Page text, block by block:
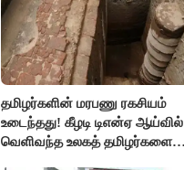
தமிழர்களின் மரபணு ரகசியம்
உடைந்தது! கீழடி டிஎன்ஏ ஆய்வில்
வெளிவந்த உலகத் தமிழர்களை